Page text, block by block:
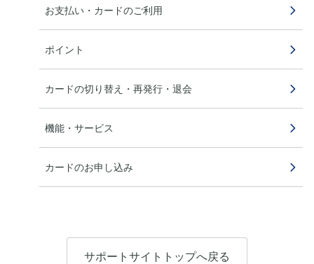
お支払い・カードのご利用
ポイント
カードの切り替え・再発行・退会
機能・サービス
カードのお申し込み
サポートサイトトップへ戻る